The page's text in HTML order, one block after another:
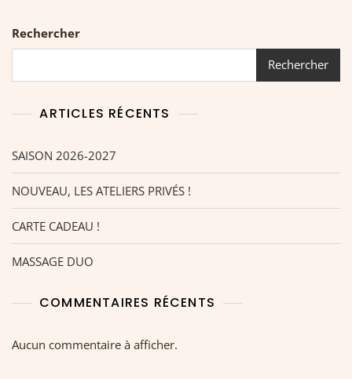
Rechercher
Rechercher
ARTICLES RÉCENTS
SAISON 2026-2027
NOUVEAU, LES ATELIERS PRIVÉS !
CARTE CADEAU !
MASSAGE DUO
COMMENTAIRES RÉCENTS
Aucun commentaire à afficher.